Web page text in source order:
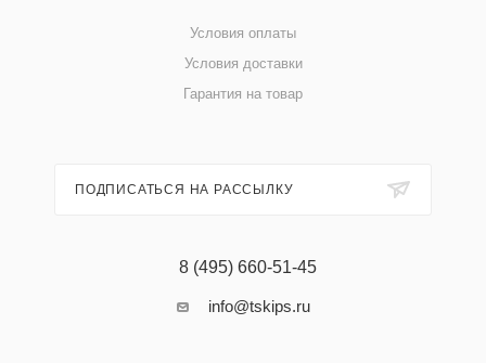
Условия оплаты
Условия доставки
Гарантия на товар
ПОДПИСАТЬСЯ НА РАССЫЛКУ
8 (495) 660-51-45
info@tskips.ru